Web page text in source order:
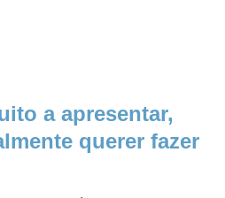
a apresentar,
querer fazer